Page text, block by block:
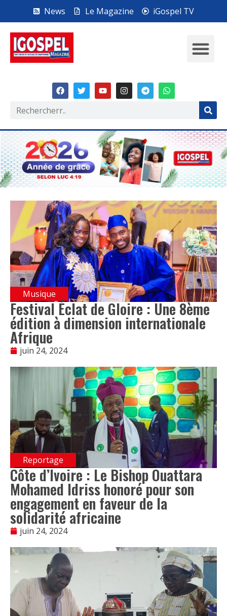
News Le Magazine iGospel TV
Musique
Festival Éclat de Gloire : Une 8ème
édition à dimension internationale
Afrique
juin 24, 2024
Reportage
Côte d’Ivoire : Le Bishop Ouattara
Mohamed Idriss honoré pour son
engagement en faveur de la
solidarité africaine
juin 24, 2024